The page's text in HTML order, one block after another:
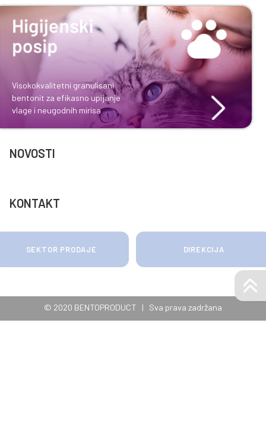
Prirodni i efikasni mineralni dodaci
za ishranu domaćih životinja
i oplemenjivanje tla
Bentoniti besprekorne čistoće
za efikasnu proteinsku
stabilizaciju vina i voćnih sokova